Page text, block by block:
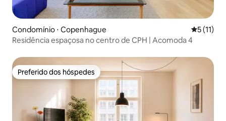
Condomínio ⋅ Copenhague 5 de uma
5 (11)
Residência espaçosa no centro de CPH | Acomoda 4
Preferido dos hóspedes
Preferido dos hóspedes